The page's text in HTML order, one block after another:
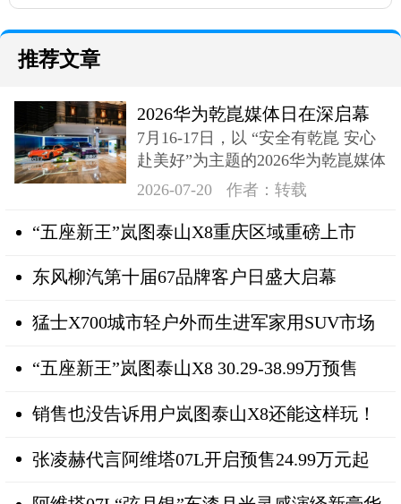
推荐文章
2026华为乾崑媒体日在深启幕
奕境X9登场
7月16-17日，以 “安全有乾崑 安心
赴美好”为主题的2026华为乾崑媒体
日在深成功举办
2026-07-20 作者：转载
“五座新王”岚图泰山X8重庆区域重磅上市
东风柳汽第十届67品牌客户日盛大启幕
猛士X700城市轻户外而生进军家用SUV市场
“五座新王”岚图泰山X8 30.29-38.99万预售
销售也没告诉用户岚图泰山X8还能这样玩！
张凌赫代言阿维塔07L开启预售24.99万元起